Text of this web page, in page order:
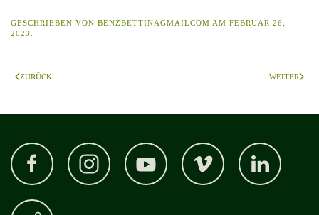
GESCHRIEBEN VON BENZBETTINAGMAILCOM AM FEBRUAR 26,
2023
ZURÜCK WEITER